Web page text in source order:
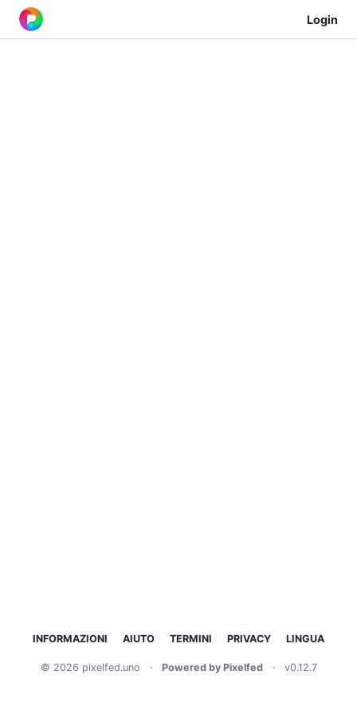
Login
INFORMAZIONI AIUTO TERMINI PRIVACY LINGUA
© 2026 pixelfed.uno · Powered by Pixelfed · v0.12.7